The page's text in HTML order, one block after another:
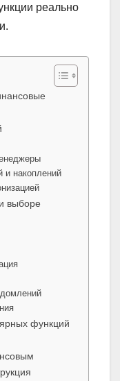
реально
и накоплений
выборе
функций